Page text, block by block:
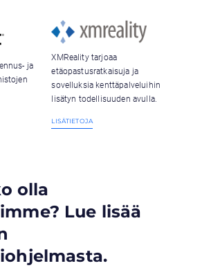
ja
XMReality tarjoaa
etäopastusratkaisuja ja
sovelluksia kenttäpalveluihin
lisätyn todellisuuden avulla.
LISÄTIETOJA
olla
Lue lisää